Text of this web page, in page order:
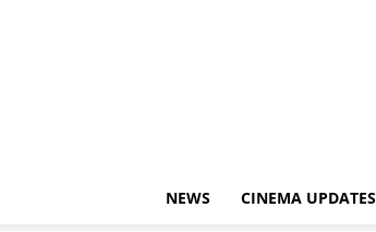
NEWS CINEMA UPDATES